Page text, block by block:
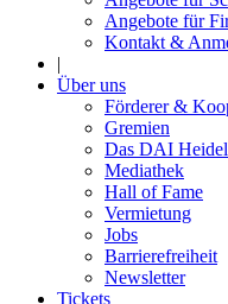
Angebote für
Kontakt &
|
Über uns
Förderer &
Gremien
Das DAI
Mediathek
Hall of Fame
Vermietung
Jobs
Barrierefreiheit
Newsletter
Tickets